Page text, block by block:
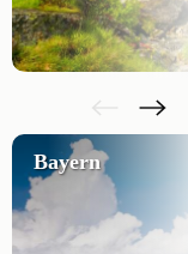
Bayern